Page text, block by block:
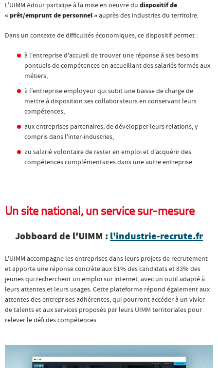
L'UIMM Adour participe à la mise en oeuvre du dispositif de
« prêt/emprunt de personnel »auprès des industries du territoire.
Dans un contexte de difficultés économiques, ce dispositif permet :
à l'entreprise d'accueil de trouver une réponse à ses besoins
pontuels de compétences en accueillant des salariés formés aux
métiers,
à l'entreprise employeur qui subit une baisse de charge de
mettre à disposition ses collaborateurs en conservant leurs
compétences,
aux entreprises partenaires, de développer leurs relations, y
compris dans l'inter-industries,
au salarié volontaire de rester en emploi et d'acquérir des
compétences complémentaires dans une autre entreprise.
Un site national, un service sur-mesure
Jobboard de l'UIMM : l'industrie-recrute.fr
L'UIMM accompagne les entreprises dans leurs projets de recrutement
et apporte une réponse concrète aux 61% des candidats et 83% des
jeunes qui recherchent un emploi sur internet, avec un outil adapté à
leurs attentes et leurs usages. Cette plateforme répond également aux
attentes des entreprises adhérentes, qui pourront accéder à un vivier
de talents et aux services proposés par leurs UIMM territoriales pour
relever le défi des compétences.